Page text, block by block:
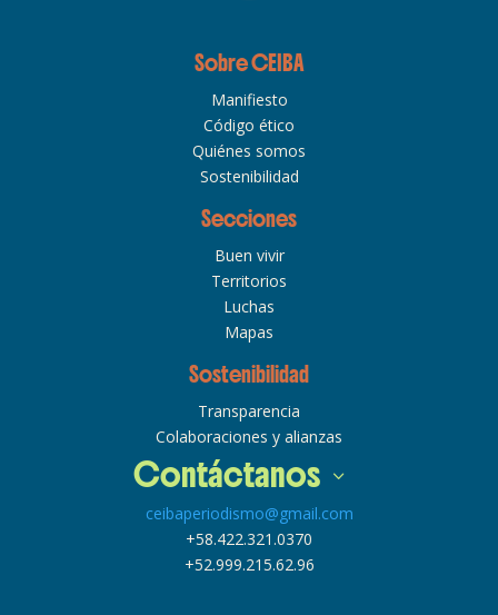
Sobre CEIBA
Manifiesto
Código ético
Quiénes somos
Sostenibilidad
Secciones
Buen vivir
Territorios
Luchas
Mapas
Sostenibilidad
Transparencia
Colaboraciones y alianzas
Contáctanos
ceibaperiodismo@gmail.com
+58.422.321.0370
+52.999.215.62.96